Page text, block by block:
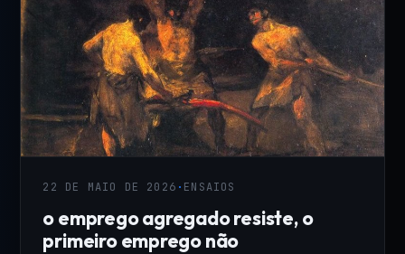
22 DE MAIO DE 2026 · ENSAIOS
o emprego agregado resiste, o
primeiro emprego não